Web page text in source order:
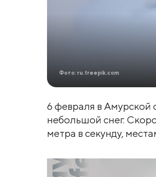
Фото: ru.freepik.com
6 февраля в Амурской
небольшой снег.
метра в секунду,